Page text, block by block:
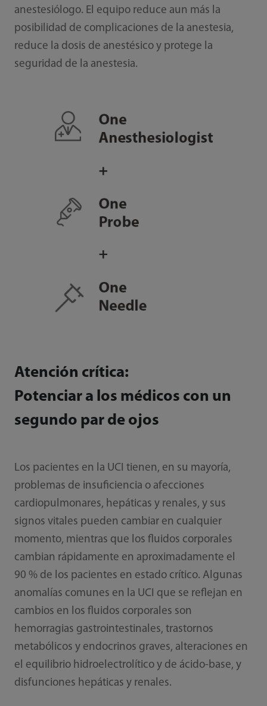
anestesiólogo. El equipo reduce aun más la
posibilidad de complicaciones de la anestesia,
reduce la dosis de anestésico y protege la
seguridad de la anestesia.
Atención crítica:
Potenciar a los médicos con un
segundo par de ojos
Los pacientes en la UCI tienen, en su mayoría,
problemas de insuficiencia o afecciones
cardiopulmonares, hepáticas y renales, y sus
signos vitales pueden cambiar en cualquier
momento, mientras que los fluidos corporales
cambian rápidamente en aproximadamente el
90 % de los pacientes en estado crítico. Algunas
anomalías comunes en la UCI que se reflejan en
cambios en los fluidos corporales son
hemorragias gastrointestinales, trastornos
metabólicos y endocrinos graves, alteraciones en
el equilibrio hidroelectrolítico y de ácido-base, y
disfunciones hepáticas y renales.